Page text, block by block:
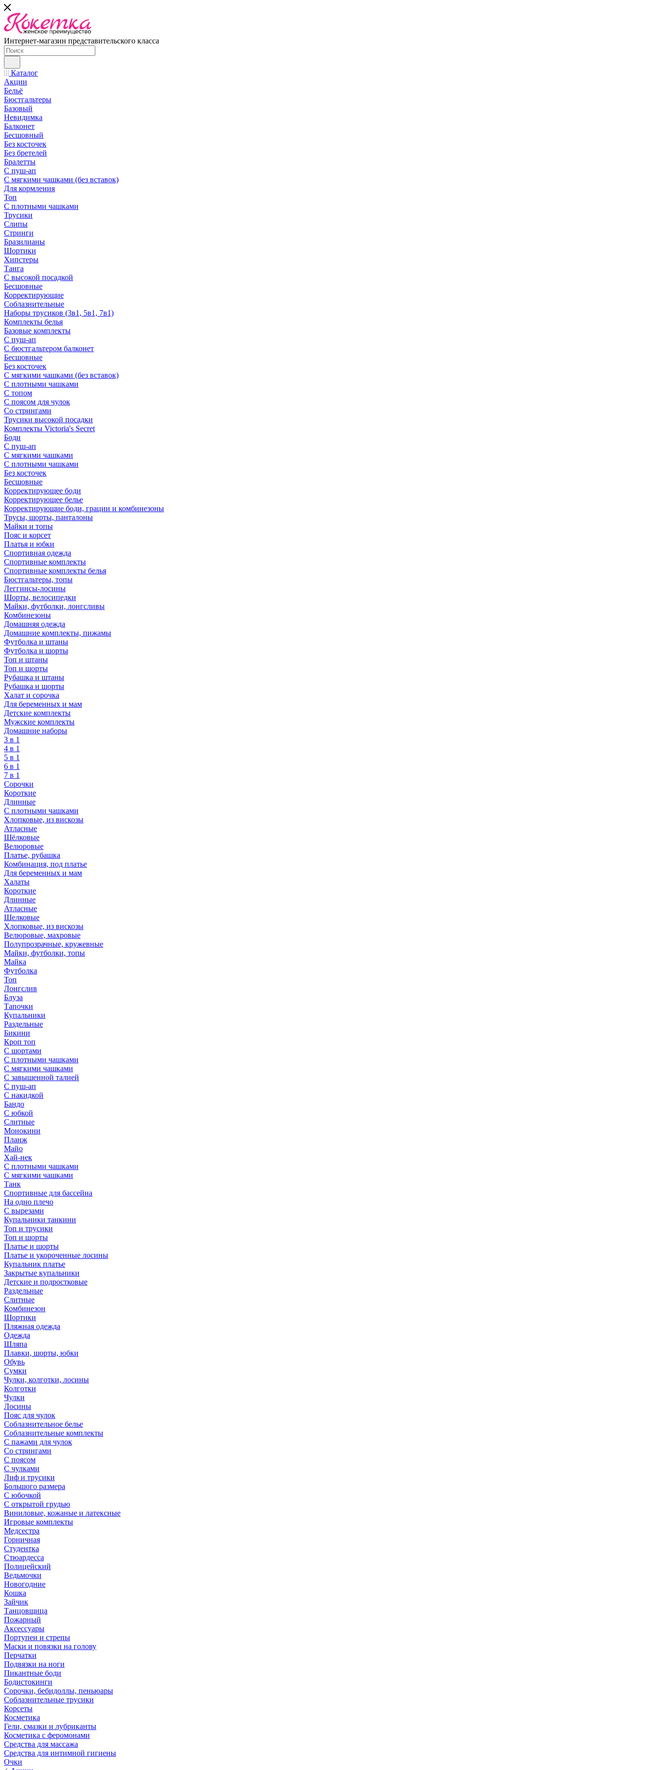
Интернет-магазин представительского класса
Каталог
Акции
Бельё
Бюстгальтеры
Базовый
Невидимка
Балконет
Бесшовный
Без косточек
Без бретелей
Бралетты
С пуш-ап
С мягкими чашками (без вставок)
Для кормления
Топ
С плотными чашками
Трусики
Слипы
Стринги
Бразилианы
Шортики
Хипстеры
Танга
С высокой посадкой
Бесшовные
Корректирующие
Соблазнительные
Наборы трусиков (3в1, 5в1, 7в1)
Комплекты белья
Базовые комплекты
С пуш-ап
С бюстгальтером балконет
Бесшовные
Без косточек
С мягкими чашками (без вставок)
С плотными чашками
С топом
С поясом для чулок
Со стрингами
Трусики высокой посадки
Комплекты Victoria's Secret
Боди
С пуш-ап
С мягкими чашками
С плотными чашками
Без косточек
Бесшовные
Корректирующее боди
Корректирующее белье
Корректирующие боди, грации и комбинезоны
Трусы, шорты, панталоны
Майки и топы
Пояс и корсет
Платья и юбки
Спортивная одежда
Спортивные комплекты
Спортивные комплекты белья
Бюстгальтеры, топы
Леггинсы-лосины
Шорты, велосипедки
Майки, футболки, лонгсливы
Комбинезоны
Домашняя одежда
Домашние комплекты, пижамы
Футболка и штаны
Футболка и шорты
Топ и штаны
Топ и шорты
Рубашка и штаны
Рубашка и шорты
Халат и сорочка
Для беременных и мам
Детские комплекты
Мужские комплекты
Домашние наборы
3 в 1
4 в 1
5 в 1
6 в 1
7 в 1
Сорочки
Короткие
Длинные
С плотными чашками
Хлопковые, из вискозы
Атласные
Шёлковые
Велюровые
Платье, рубашка
Комбинация, под платье
Для беременных и мам
Халаты
Короткие
Длинные
Атласные
Шелковые
Хлопковые, из вискозы
Велюровые, махровые
Полупрозрачные, кружевные
Майки, футболки, топы
Майка
Футболка
Топ
Лонгслив
Блуза
Тапочки
Купальники
Раздельные
Бикини
Кроп топ
С шортами
С плотными чашками
С мягкими чашками
С завышенной талией
С пуш-ап
С накидкой
Бандо
С юбкой
Слитные
Монокини
Планж
Майо
Хай-нек
С плотными чашками
С мягкими чашками
Танк
Спортивные для бассейна
На одно плечо
С вырезами
Купальники танкини
Топ и трусики
Топ и шорты
Платье и шорты
Платье и укороченные лосины
Купальник платье
Закрытые купальники
Детские и подростковые
Раздельные
Слитные
Комбинезон
Шортики
Пляжная одежда
Одежда
Шляпа
Плавки, шорты, юбки
Обувь
Сумки
Чулки, колготки, лосины
Колготки
Чулки
Лосины
Пояс для чулок
Соблазнительное белье
Соблазнительные комплекты
С пажами для чулок
Со стрингами
С поясом
С чулками
Лиф и трусики
Большого размера
С юбочкой
С открытой грудью
Виниловые, кожаные и латексные
Игровые комплекты
Медсестра
Горничная
Студентка
Стюардесса
Полицейский
Ведьмочки
Новогодние
Кошка
Зайчик
Танцовщица
Пожарный
Аксессуары
Портупеи и стрепы
Маски и повязки на голову
Перчатки
Подвязки на ноги
Пикантные боди
Бодистокинги
Сорочки, бебидоллы, пеньюары
Соблазнительные трусики
Корсеты
Косметика
Гели, смазки и лубриканты
Косметика с феромонами
Средства для массажа
Средства для интимной гигиены
Очки